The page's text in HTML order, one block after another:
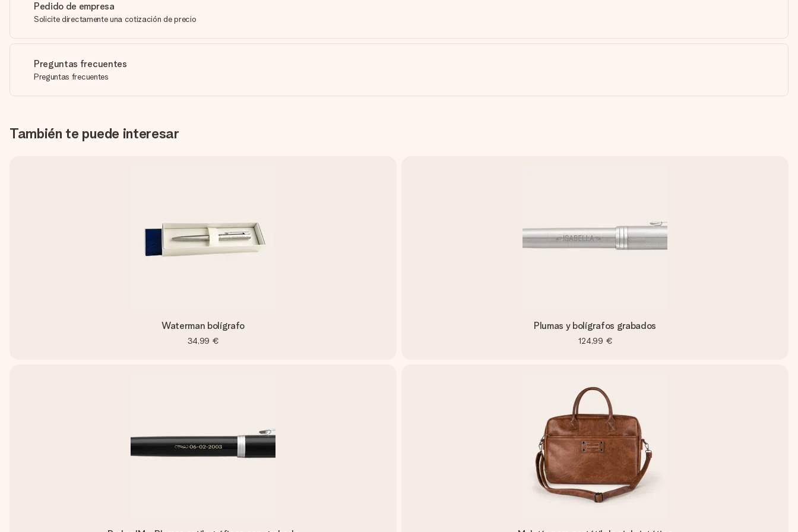
Pedido de empresa
Solicite directamente una cotización de precio
Preguntas frecuentes
Preguntas frecuentes
También te puede interesar
Waterman bolígrafo
34,99 €
Plumas y bolígrafos grabados
124,99 €